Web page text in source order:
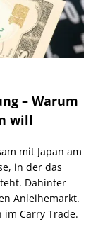
– Warum
will
mit Japan am
in der das
Dahinter
Anleihemarkt.
im Carry Trade.